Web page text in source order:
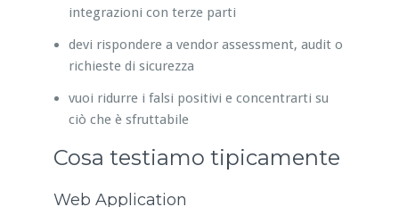
integrazioni con terze parti
devi rispondere a vendor assessment, audit o
richieste di sicurezza
vuoi ridurre i falsi positivi e concentrarti su
ciò che è sfruttabile
Cosa testiamo tipicamente
Web Application